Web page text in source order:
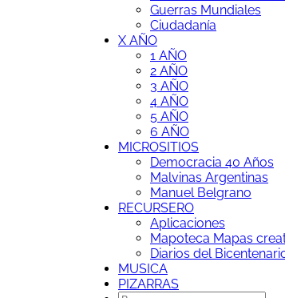
Guerras Mundiales
Ciudadanía
X AÑO
1 AÑO
2 AÑO
3 AÑO
4 AÑO
5 AÑO
6 AÑO
MICROSITIOS
Democracia 40 Años
Malvinas Argentinas
Manuel Belgrano
RECURSERO
Aplicaciones
Mapoteca Mapas
Diarios del
MUSICA
PIZARRAS